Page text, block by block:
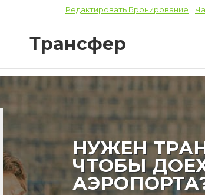
Редактировать Бронирование
Трансфер
НУЖЕН
ЧТОБЫ